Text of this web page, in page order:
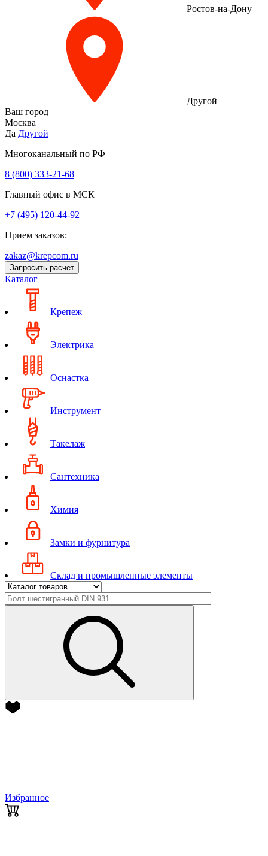
Ростов-на-Дону
Другой
Ваш город
Москва
Да Другой
Многоканальный по РФ
8 (800) 333‑21-68
Главный офис в МСК
+7 (495) 120-44-92
Прием заказов:
zakaz@krepcom.ru
Запросить расчет
Каталог
Крепеж
Электрика
Оснастка
Инструмент
Такелаж
Сантехника
Химия
Замки и фурнитура
Склад и промышленные элементы
Избранное